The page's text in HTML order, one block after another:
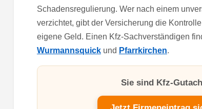
Schadensregulierung. Wer nach einem
verzichtet, gibt der Versicherung die
eigene Geld. Einen Kfz-Sachverständigen
Wurmannsquickund Pfarrkirchen.
Sie sind Kfz-